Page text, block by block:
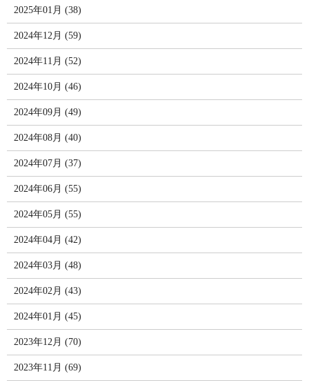
2025年01月 (38)
2024年12月 (59)
2024年11月 (52)
2024年10月 (46)
2024年09月 (49)
2024年08月 (40)
2024年07月 (37)
2024年06月 (55)
2024年05月 (55)
2024年04月 (42)
2024年03月 (48)
2024年02月 (43)
2024年01月 (45)
2023年12月 (70)
2023年11月 (69)